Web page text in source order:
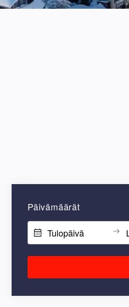
Päivämäärät